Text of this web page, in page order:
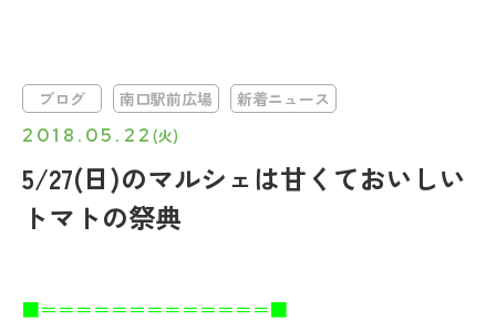
5/27(日)のマルシェは甘くておいしい
トマトの祭典
2018.05.22 (火)
ブログ 南口駅前広場 新着ニュース
■＝＝＝＝＝＝＝＝＝＝＝＝＝■